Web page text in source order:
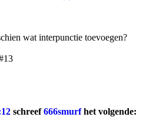
wat interpunctie toevoegen?
schreef666smurfhet volgende: